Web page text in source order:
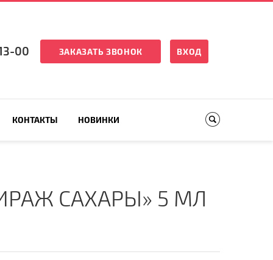
00 ЗАКАЗАТЬ ЗВОНОК ВХОД
КОНТАКТЫ НОВИНКИ
САХАРЫ» 5 МЛ